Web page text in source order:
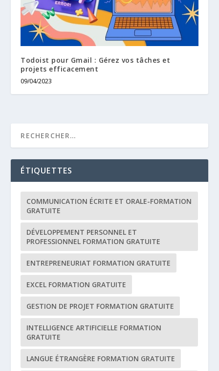
Todoist pour Gmail : Gérez vos tâches et
projets efficacement
09/04/2023
ÉTIQUETTES
COMMUNICATION ÉCRITE ET ORALE-FORMATION
GRATUITE
DÉVELOPPEMENT PERSONNEL ET
PROFESSIONNEL FORMATION GRATUITE
ENTREPRENEURIAT FORMATION GRATUITE
EXCEL FORMATION GRATUITE
GESTION DE PROJET FORMATION GRATUITE
INTELLIGENCE ARTIFICIELLE FORMATION
GRATUITE
LANGUE ÉTRANGÈRE FORMATION GRATUITE